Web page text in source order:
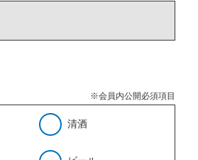
清酒
※会員内公開必須項目